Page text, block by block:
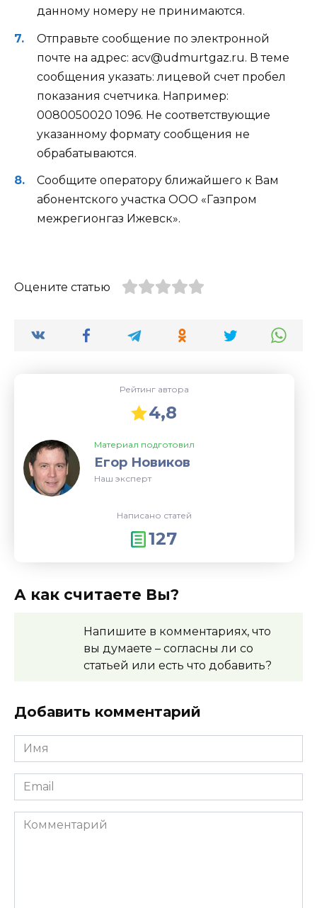
данному номеру не принимаются.
Отправьте сообщение по электронной
почте на адрес: acv@udmurtgaz.ru. В теме
сообщения указать: лицевой счет пробел
показания счетчика. Например:
0080050020 1096. Не соответствующие
указанному формату сообщения не
обрабатываются.
Сообщите оператору ближайшего к Вам
абонентского участка ООО «Газпром
межрегионгаз Ижевск».
Оцените статью
Рейтинг автора
4,8
Материал подготовил
Егор Новиков
Наш эксперт
Написано статей
127
А как считаете Вы?
Напишите в комментариях, что
вы думаете – согласныли со
статьей или есть что добавить?
Добавить комментарий
Имя
Email
Комментарий